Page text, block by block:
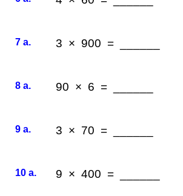
7 a. 3 × 900 = ______
8 a. 90 × 6 = ______
9 a. 3 × 70 = ______
10 a. 9 × 400 = ______